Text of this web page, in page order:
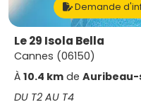
Demande
Le 29 Isola Bella
Cannes (06150)
À 10.4 km de Auribeau-
DU T2 AU T4